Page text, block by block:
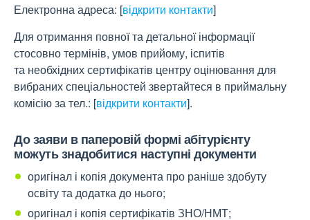
Електронна адреса: [відкрити контакти]
Для отримання повної та детальної інформації
стосовно термінів, умов прийому, іспитів
та необхідних сертифікатів центру оцінювання для
вибраних спеціальностей звертайтеся в приймальну
комісію за тел.: [відкрити контакти].
До заяви в паперовій формі абітурієнту
можуть знадобитися наступні документи
оригінал і копія документа про раніше здобуту
освіту та додатка до нього;
оригінал і копія сертифікатів ЗНО/НМТ;